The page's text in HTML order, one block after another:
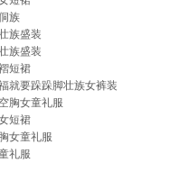
族
族盛装
族盛装
短裙
就要跺跺脚壮族女裤装
胸女童礼服
短裙
女童礼服
礼服